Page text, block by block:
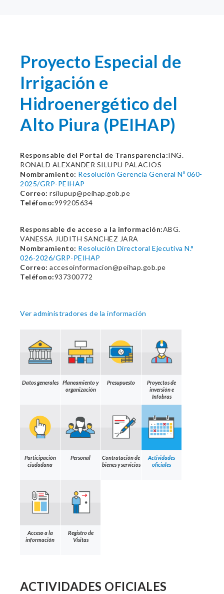
Proyecto Especial de
Irrigación e
Hidroenergético del
Alto Piura (PEIHAP)
Responsable del Portal de Transparencia:ING.
RONALD ALEXANDER SILUPU PALACIOS
Nombramiento: Resolución Gerencia General Nº 060-
2025/GRP-PEIHAP
Correo: rsilupup@peihap.gob.pe
Teléfono:999205634
Responsable de acceso a la información:ABG.
VANESSA JUDITH SANCHEZ JARA
Nombramiento: Resolución Directoral Ejecutiva N.°
026-2026/GRP-PEIHAP
Correo: accesoinformacion@peihap.gob.pe
Teléfono:937300772
Ver administradores de la información
Datos generales
Planeamiento y
organización
Presupuesto
Proyectos de
inversión e
Infobras
Participación
ciudadana
Personal
Contratación de
bienes y servicios
Actividades
oficiales
Acceso a la
información
Registro de
Visitas
ACTIVIDADES OFICIALES